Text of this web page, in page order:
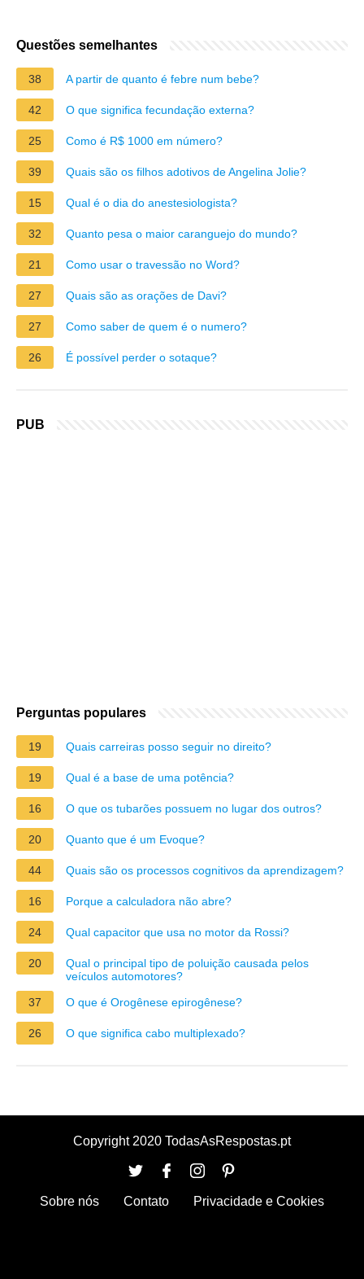
Questões semelhantes
38 A partir de quanto é febre num bebe?
42 O que significa fecundação externa?
25 Como é R$ 1000 em número?
39 Quais são os filhos adotivos de Angelina Jolie?
15 Qual é o dia do anestesiologista?
32 Quanto pesa o maior caranguejo do mundo?
21 Como usar o travessão no Word?
27 Quais são as orações de Davi?
27 Como saber de quem é o numero?
26 É possível perder o sotaque?
PUB
Perguntas populares
19 Quais carreiras posso seguir no direito?
19 Qual é a base de uma potência?
16 O que os tubarões possuem no lugar dos outros?
20 Quanto que é um Evoque?
44 Quais são os processos cognitivos da aprendizagem?
16 Porque a calculadora não abre?
24 Qual capacitor que usa no motor da Rossi?
20
Qual o principal tipo de poluição causada pelos
veículos automotores?
37
O que é Orogênese epirogênese?
26 O que significa cabo multiplexado?
Copyright 2020 TodasAsRespostas.pt
Sobre nós Contato Privacidade e Cookies